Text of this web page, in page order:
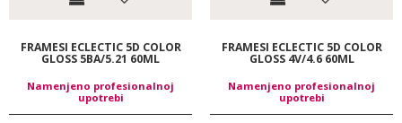
FRAMESI ECLECTIC 5D COLOR
GLOSS 5BA/5.21 60ML
Namenjeno profesionalnoj
upotrebi
FRAMESI ECLECTIC 5D COLOR
GLOSS 4V/4.6 60ML
Namenjeno profesionalnoj
upotrebi